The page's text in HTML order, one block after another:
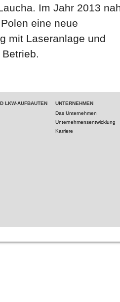
Im Jahr 2013
eine neue
mit Laseranlage und
LKW-AUFBAUTEN
UNTERNEHMEN
Das Unternehmen
Unternehmensentwicklung
Karriere